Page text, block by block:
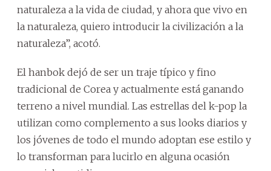
naturaleza a la vida de ciudad, y ahora que vivo en
la naturaleza, quiero introducir la civilización a la
naturaleza”, acotó.
El hanbok dejó de ser un traje típico y fino
tradicional de Corea y actualmente está ganando
terreno a nivel mundial. Las estrellas del k-pop la
utilizan como complemento a sus looks diarios y
los jóvenes de todo el mundo adoptan ese estilo y
lo transforman para lucirlo en alguna ocasión